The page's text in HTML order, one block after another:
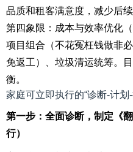
品质和租客满意度，减少后续
第四象限：成本与效率优化
项目组合（不花冤枉钱做非
免返工）、垃圾清运统筹。
衡。
家庭可立即执行的“诊断-计划
第一步：全面诊断，制定《
行）